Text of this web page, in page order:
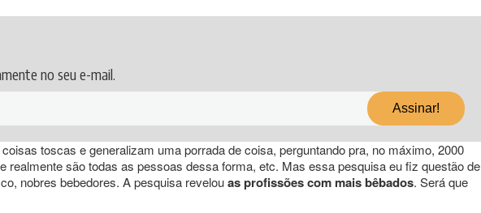
no seu e-mail.
toscas e generalizam uma porrada de coisa, perguntando pra, no máximo, 2000
realmente são todas as pessoas dessa forma, etc. Mas essa pesquisa eu fiz questão de
nobres bebedores. A pesquisa revelouas profissões com mais bêbados. Será que